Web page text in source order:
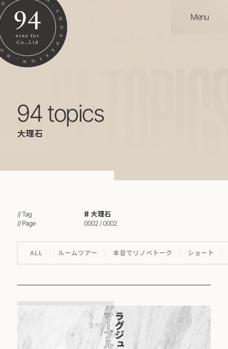
Menu
94
94 topics
大理石
// Tag 大理石
// Page 0002 / 0002
ALL ルームツアー 本音でリノベトーク ショート